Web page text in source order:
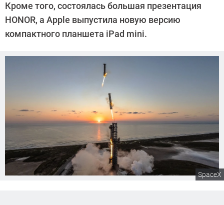
Калашников
Кроме того, состоялась большая презентация
HONOR, а Apple выпустила новую версию
компактного планшета iPad mini.
SpaceX